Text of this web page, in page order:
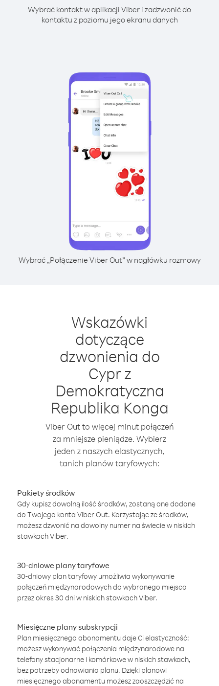
Wybrać kontakt w aplikacji Viber i zadzwonić do
kontaktu z poziomu jego ekranu danych
Wybrać „Połączenie Viber Out” w nagłówku rozmowy
Wskazówki
dotyczące
dzwonienia do
Cypr z
Demokratyczna
Republika Konga
Viber Out to więcej minut połączeń
za mniejsze pieniądze. Wybierz
jeden z naszych elastycznych,
tanich planów taryfowych:
Pakiety środków
Gdy kupisz dowolną ilość środków, zostaną one dodane
do Twojego konta Viber Out. Korzystając ze środków,
możesz dzwonić na dowolny numer na świecie w niskich
stawkach Viber.
30-dniowe plany taryfowe
30-dniowy plan taryfowy umożliwia wykonywanie
połączeń międzynarodowych do wybranego miejsca
przez okres 30 dni w niskich stawkach Viber.
Miesięczne plany subskrypcji
Plan miesięcznego abonamentu daje Ci elastyczność:
możesz wykonywać połączenia międzynarodowe na
telefony stacjonarne i komórkowe w niskich stawkach,
bez potrzeby odnawiania planu. Dzięki planowi
miesięcznego abonamentu możesz zaoszczędzić na